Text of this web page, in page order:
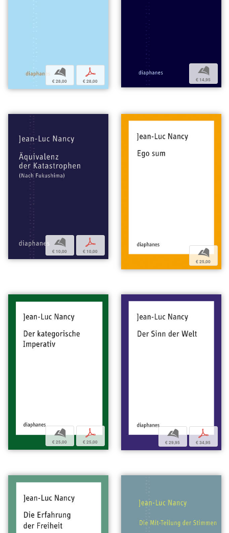
b
€ 28,00
p
€ 28,00
b
€ 14,95
b
€ 10,00
p
€ 10,00 b
€ 25,00
b
€ 25,00
p
€ 25,00
b
€ 29,95
p
€ 34,95